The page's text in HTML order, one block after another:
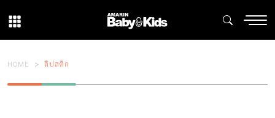
HOME ลิปสติก